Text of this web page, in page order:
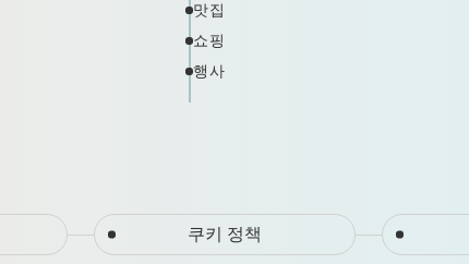
맛집
쇼핑
행사
쿠키 정책